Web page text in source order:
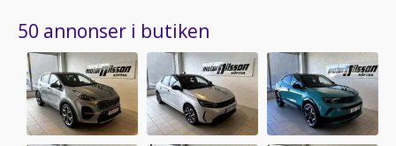
50 annonser i butiken